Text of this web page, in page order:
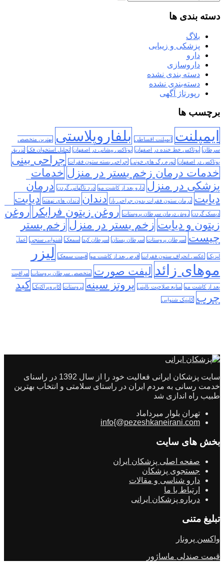
دسته بندی ها
بلاگ
پزشکی و زیبایی
دارو
داروسازی
دسته بندی نشده
دسته‌بندی نشده
رپورتاژ آگهی
برچسب ها
ایمپلنت ایمپلنت اقساطی بلفاروپلاستی
بهترین متخصص
سرطان بوتاکس خط خنده در اصفهان بوتاکس پیشانی در اصفهان تحلیل استخوان فک تزریق
بوتاکس در اصفهان تورم رگ های خونی جراحی بسته ستون فقرات
جراحی بینی
خدمات درمان زخم بستر در منزل خدمات
پزشکی در منزل دارو بعد از کاشت مو درد ناگهانی گردن درمان
دیابت درمان ستون فقرات بدون جراحی باز دندان دندان های نهفته دیابت
دیسک گردن روش درمان سرطان پروستات روغن زیتون فرابکر روغن
زیتون و دیابت زخم بستر در منزل زخم بستر
چیست سرطان پروستات سرطان پستان سرطان کبد سمعک شنوایی سنجی عمل
لیزیک عکس انحراف ستون فقرات قرص بعد از کاشت مو قیمت سمعک
لیزر
موهای زائد لیفت صورت متخصص سرطان پروستات مراقبت
بعد از کاشت مو منابع صلاحیت بالینی پروتز سینه پروستات کایروپراکتیک کبد
چرب کلینیک شنوایی
سایت پزشکان ایرانی فعالیت خود را از سال 1392 در راسنای
خدمت رسانی به مردم ایران در راستای سلامتی و انتخاب بهترین
طبیب راه اندازی شد
تهران بلوار میرداماد
info{@pezeshkaneirani.com
بخش های سایت
صفحه اصلی پزشکان ایران
جستجوی پزشکان
دارو شناسی و مقالات
ارتباط با ما
درباره پزشکان ایرانی
تبلیغ متنی
واکسن پرونار
قیمت صندلی ماساژور